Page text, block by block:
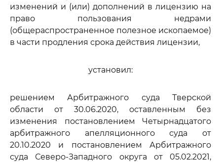
изменений и (или) дополнений в лицензию на
право пользования недрами
(общераспространенное полезное ископаемое)
в части продления срока действия лицензии,
установил:
решением Арбитражного суда Тверской
области от 30.06.2020, оставленным без
изменения постановлением Четырнадцатого
арбитражного апелляционного суда от
20.10.2020 и постановлением Арбитражного
суда Северо-Западного округа от 05.02.2021,